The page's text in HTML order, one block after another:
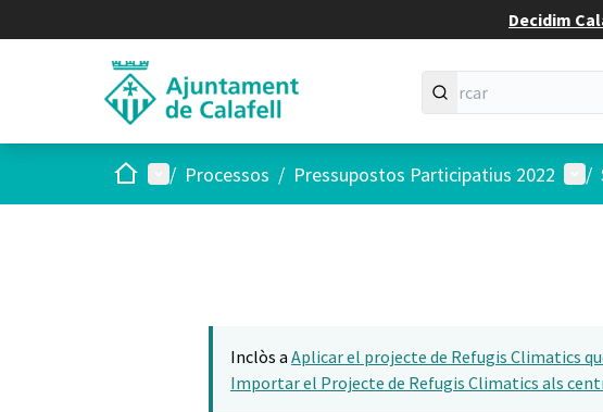
Decidim
Inici Menú principal
/ Processos / Pressupostos Participatius 2022 /
Inclòs a Aplicar el projecte de Refugis Climatics
Importar el Projecte de Refugis Climatics als